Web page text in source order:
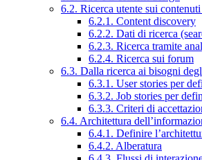
6.2. Ricerca utente sui
6.2.1. Content discovery
6.2.2. Dati di ricerca
6.2.3. Ricerca tramite
6.2.4. Ricerca sui forum
6.3. Dalla ricerca ai bisogni
6.3.1. User stories per
6.3.2. Job stories per
6.3.3. Criteri di
6.4. Architettura
6.4.1. Definire
6.4.2. Alberatura